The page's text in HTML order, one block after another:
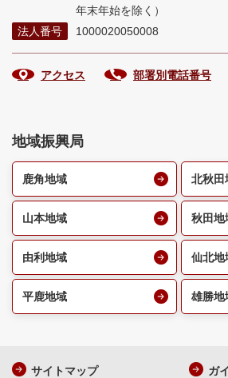
年末年始を除く）
法人番号
1000020050008
アクセス 部署別電話番号
地域振興局
鹿角地域 北秋田
山本地域 秋田地
由利地域 仙北地
平鹿地域 雄勝地
サイトマップ ガ